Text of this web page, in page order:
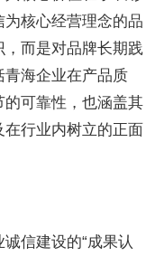
核心经营理念的品
而是对品牌长期践
海企业在产品质
可靠性，也涵盖其
行业内树立的正面
信建设的“成果认